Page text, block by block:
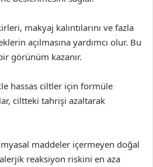
makyaj kalıntılarını ve fazla
açılmasına yardımcı olur. Bu
görünüm kazanır.
hassas ciltler için formüle
ciltteki tahrişi azaltarak
maddeler içermeyen doğal
reaksiyon riskini en aza